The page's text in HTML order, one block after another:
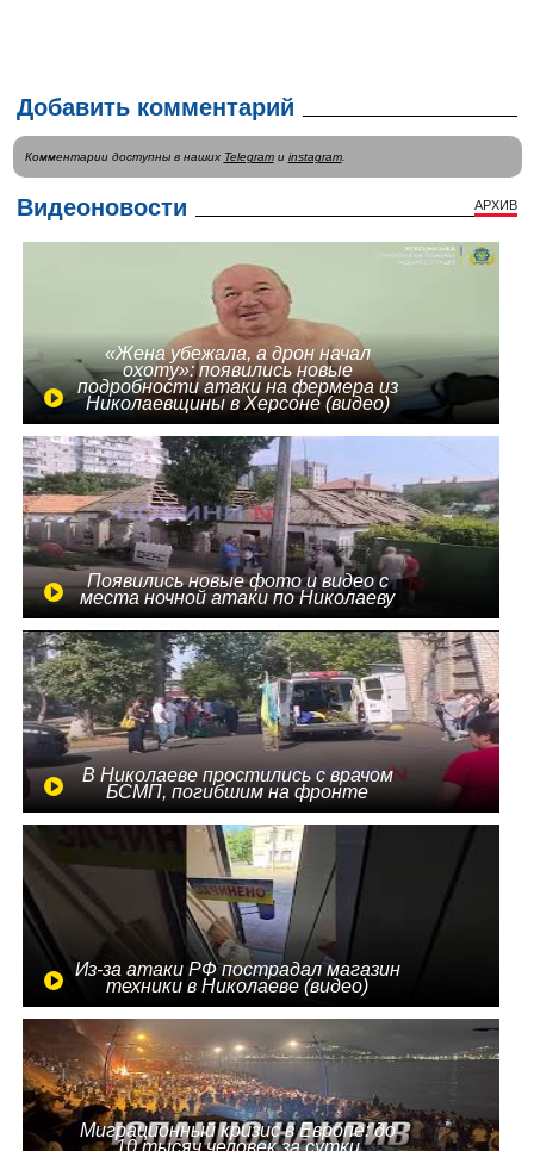
Добавить комментарий
Комментарии доступны в наших Telegramи instagram.
Видеоновости АРХИВ
«Жена убежала, а дрон начал
охоту»: появились новые
подробности атаки на фермера из
Николаевщины в Херсоне (видео)
Появились новые фото и видео с
места ночной атаки по Николаеву
В Николаеве простились с врачом
БСМП, погибшим на фронте
Из-за атаки РФ пострадал магазин
техники в Николаеве (видео)
Миграционный кризис в Европе: до
10 тысяч человек за сутки